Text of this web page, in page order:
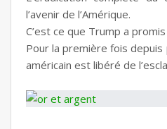
l’avenir de l’Amérique.
C’est ce que Trump a
Pour la première fois depuis
américain est libéré de